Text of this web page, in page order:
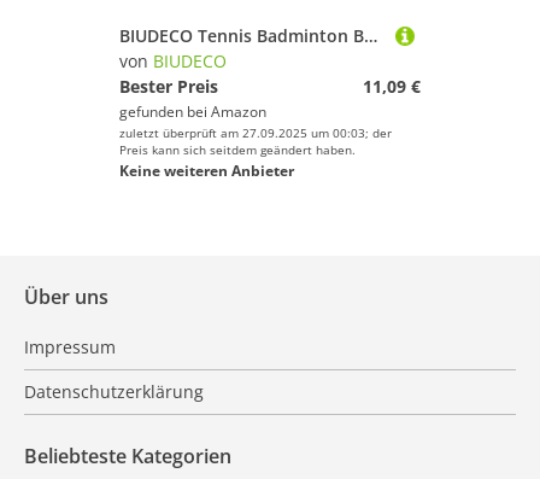
BIUDECO Tennis Badminton Besaitungswerkzeug String Puller für Tennisschläger und Badmintonschläger Komfortabel und Einfach zu Bedienen Geeignet für Präzises Besaiten
von BIUDECO
Bester Preis
11,09 €
gefunden bei Amazon
zuletzt überprüft am 27.09.2025 um 00:03; der
Preis kann sich seitdem geändert haben.
Keine weiteren Anbieter
Über uns
Impressum
Datenschutzerklärung
Beliebteste Kategorien